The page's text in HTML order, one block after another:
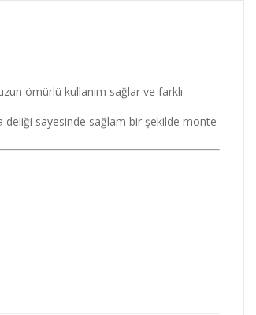
ömürlü kullanım sağlar ve farklı
deliği sayesinde sağlam bir şekilde monte